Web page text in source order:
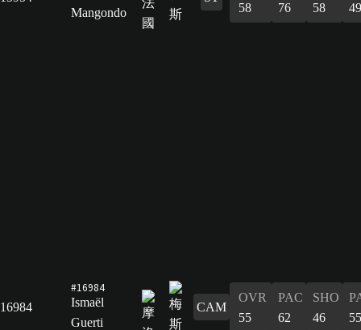
Mangondo
58
76
58
49
16984
#16984
Ismaël
Guerti
CAM
OVR
55
PAC
62
SHO
46
55